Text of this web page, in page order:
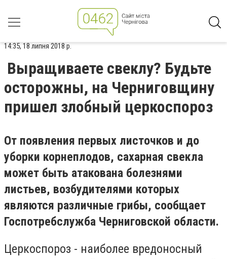
14:35, 18 липня 2018 р.
Выращиваете свеклу? Будьте
осторожны, на Черниговщину
пришел злобный церкоспороз
От появления первых листочков и до
уборки корнеплодов, сахарная свекла
может быть атакована болезнями
листьев, возбудителями которых
являются различные грибы, сообщает
Госпотребслужба Черниговской области.
Церкоспороз - наиболее вредоносный